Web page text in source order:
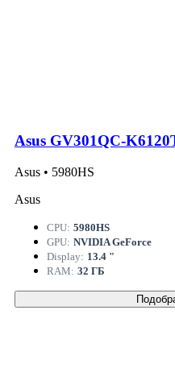
Asus GV301QC-
Asus • 5980HS
Asus
CPU: 5980HS
GPU: NVIDIA GeForce
Display: 13.4 "
RAM: 32 ГБ